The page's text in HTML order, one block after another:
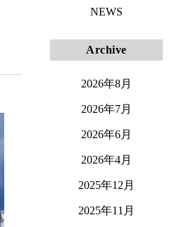
NEWS
Archive
2026年8月
2026年7月
2026年6月
2026年4月
2025年12月
2025年11月